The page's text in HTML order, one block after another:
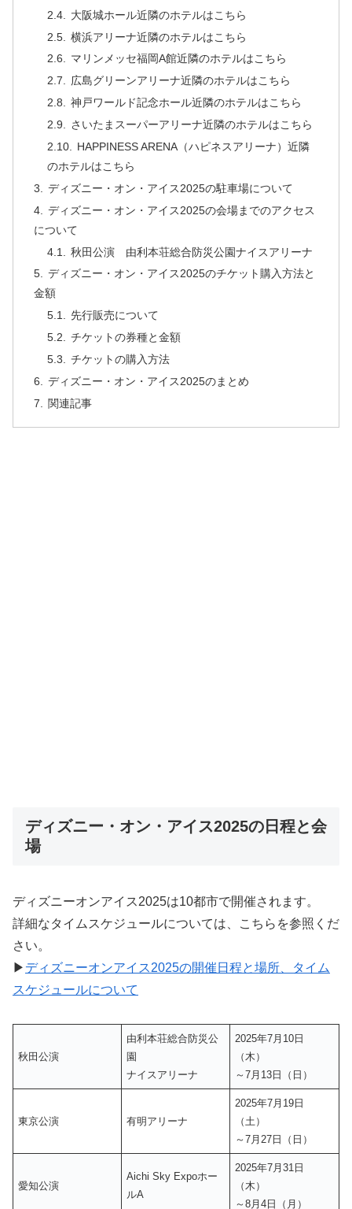
大阪城ホール近隣のホテルはこちら
横浜アリーナ近隣のホテルはこちら
マリンメッセ福岡A館近隣のホテルはこちら
広島グリーンアリーナ近隣のホテルはこちら
神戸ワールド記念ホール近隣のホテルはこちら
さいたまスーパーアリーナ近隣のホテルはこちら
HAPPINESS ARENA（ハピネスアリーナ）近隣
のホテルはこちら
ディズニー・オン・アイス2025の駐車場について
ディズニー・オン・アイス2025の会場までのアクセス
について
秋田公演 由利本荘総合防災公園ナイスアリーナ
ディズニー・オン・アイス2025のチケット購入方法と
金額
先行販売について
チケットの券種と金額
チケットの購入方法
ディズニー・オン・アイス2025のまとめ
関連記事
ディズニー・オン・アイス2025の日程と会
場
ディズニーオンアイス2025は10都市で開催されます。
詳細なタイムスケジュールについては、こちらを参照くだ
さい。
▶ ディズニーオンアイス2025の開催日程と場所、タイム
スケジュールについて
秋田公演
由利本荘総合防災公
園
ナイスアリーナ
2025年7月10日
（木）
～7月13日（日）
東京公演 有明アリーナ
2025年7月19日
（土）
～7月27日（日）
愛知公演
Aichi Sky Expoホー
ルA
2025年7月31日
（木）
～8月4日（月）